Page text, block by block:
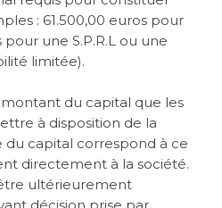
: 61.500,00 euros pour
pour une S.P.R.L ou une
limitée).
du capital que les
à disposition de la
du capital correspond à ce
directement à la société.
ultérieurement